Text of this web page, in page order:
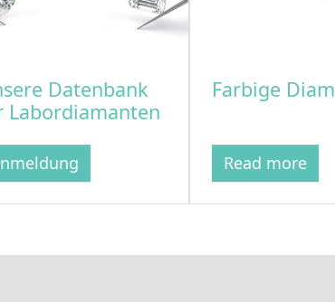
Datenbank
Labordiamanten
Farbige
Read more